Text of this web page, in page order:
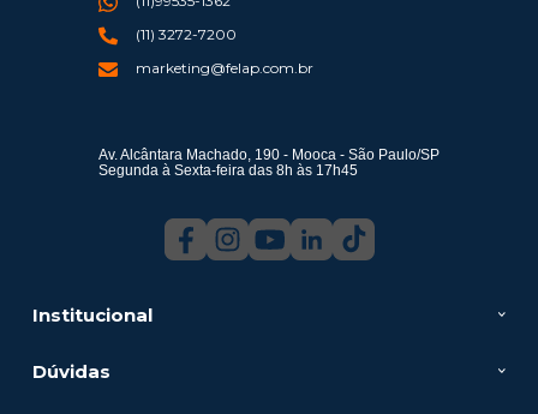
Institucional
Dúvidas
(11) 3272-7200
marketing@felap.com.br
Av. Alcântara Machado, 190 - Mooca - São Paulo/SP
Segunda à Sexta-feira das 8h às 17h45